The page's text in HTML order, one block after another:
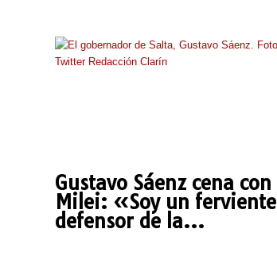
Gustavo Sáenz cena con
Milei: «Soy un ferviente
defensor de la...